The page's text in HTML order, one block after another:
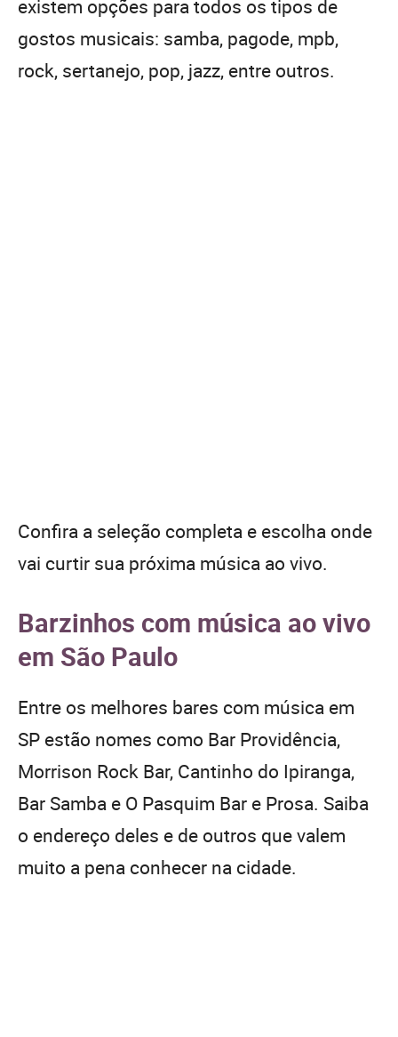
existem opções para todos os tipos de
gostos musicais: samba, pagode, mpb,
rock, sertanejo, pop, jazz, entre outros.
Confira a seleção completa e escolha onde
vai curtir sua próxima música ao vivo.
Barzinhos com música ao vivo
em São Paulo
Entre os melhores bares com música em
SP estão nomes como Bar Providência,
Morrison Rock Bar, Cantinho do Ipiranga,
Bar Samba e O Pasquim Bar e Prosa. Saiba
o endereço deles e de outros que valem
muito a pena conhecer na cidade.